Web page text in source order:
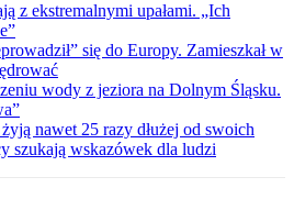
z ekstremalnymi upałami. „Ich
się do Europy. Zamieszkał w
wody z jeziora na Dolnym Śląsku.
nawet 25 razy dłużej od swoich
szukają wskazówek dla ludzi